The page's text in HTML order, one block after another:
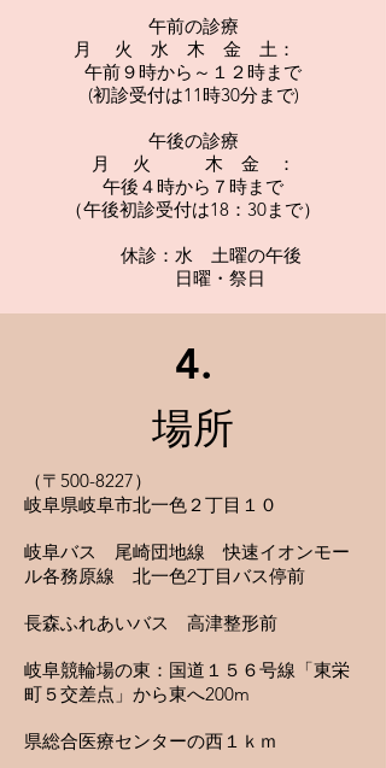
午前の診療
月 火 水 木 金 土：
午前９時から～１２時まで
(初診受付は11時30分まで)
午後の診療
月 火 木 金 ：
午後４時から７時まで
（午後初診受付は18：30まで）
休診：水 土曜の午後
日曜・祭日
4.
場所
（〒500-8227）
岐阜県岐阜市北一色２丁目１０
岐阜バス 尾崎団地線 快速イオンモー
ル各務原線 北一色2丁目バス停前
長森ふれあいバス 高津整形前
岐阜競輪場の東：国道１５６号線「東栄
町５交差点」から東へ200m
県総合医療センターの西１ｋｍ